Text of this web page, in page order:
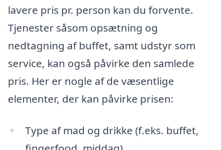
lavere pris pr. person kan du forvente.
Tjenester såsom opsætning og
nedtagning af buffet, samt udstyr som
service, kan også påvirke den samlede
pris. Her er nogle af de væsentlige
elementer, der kan påvirke prisen:
Type af mad og drikke (f.eks. buffet,